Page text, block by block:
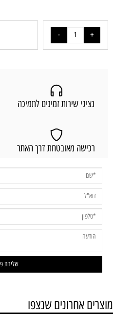
נציגי שירות זמינים לתמיכה
רכישה מאובטחת דרך האתר
מוצרים אחרונים שנצפו